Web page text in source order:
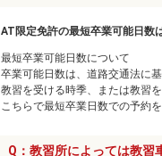
AT限定免許の最短卒業可能日数
最短卒業可能日数について
卒業可能日数は、道路交通法に
教習を受ける時季、または教習
こちらで最短卒業日数での予約
Q：教習所によっては教習